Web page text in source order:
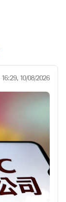
16:29, 10/08/2026